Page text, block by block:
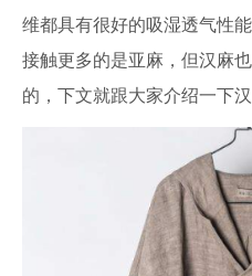
维都具有很好的吸湿透气性
接触更多的是亚麻，但汉麻
的，下文就跟大家介绍一下